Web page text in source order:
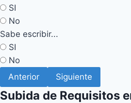
SI
No
Sabe escribir...
SI
No
Anterior
Siguiente
Subida de Requisitos